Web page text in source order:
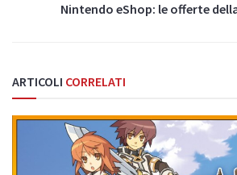
Nintendo eShop: le offerte
ARTICOLI CORRELATI